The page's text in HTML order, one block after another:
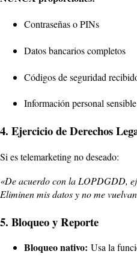
Contraseñas o PINs
Datos bancarios completos
Códigos de seguridad
Información personal sensible
4. Ejercicio de Derechos
Si es telemarketing no deseado:
«De acuerdo con la LOPDGDD,
Eliminen mis datos y no me
5. Bloqueo y Reporte
Bloqueo nativo: Usa la